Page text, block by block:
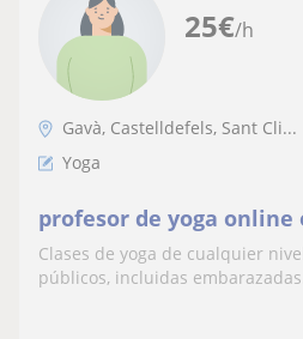
25€/h
Gavà, Castelldefels, Sant Cli...
Yoga
profesor de yoga online
Clases de yoga de cualquier
públicos, incluidas